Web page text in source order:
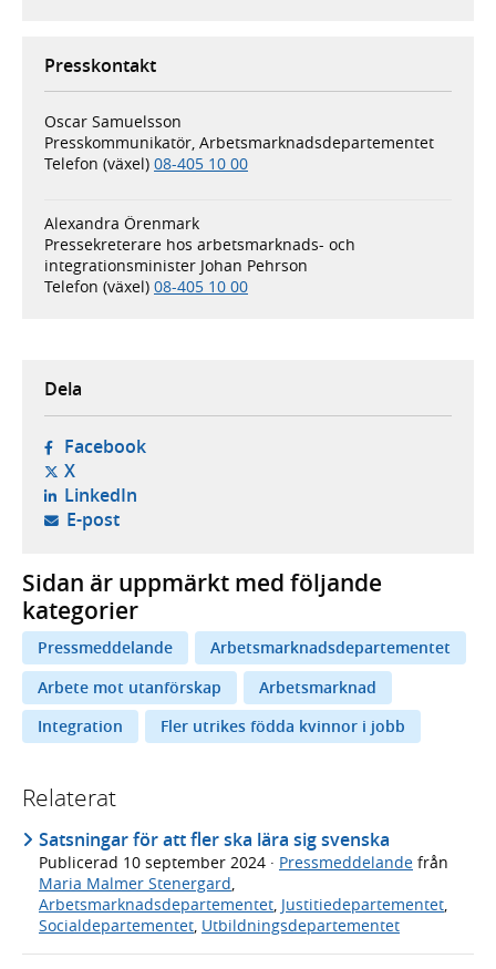
Presskontakt
Oscar Samuelsson
Presskommunikatör, Arbetsmarknadsdepartementet
Telefon (växel) 08-405 10 00
Alexandra Örenmark
Pressekreterare hos arbetsmarknads- och
integrationsminister Johan Pehrson
Telefon (växel) 08-405 10 00
Dela
Facebook- öppnas i ny flik, extern webbplats,
X- öppnas i ny flik, extern webbplats,
LinkedIn- öppnas i ny flik, extern webbplats,
E-post- öppnar din e-postklient,
Sidan är uppmärkt med följande
kategorier
Pressmeddelande
Arbetsmarknadsdepartementet
Arbete mot utanförskap
Arbetsmarknad
Integration
Fler utrikes födda kvinnor i jobb
Relaterat
Satsningar för att fler ska lära sig svenska
Publicerad 10 september 2024 · Pressmeddelande från
Maria Malmer Stenergard,
Arbetsmarknadsdepartementet, Justitiedepartementet,
Socialdepartementet, Utbildningsdepartementet